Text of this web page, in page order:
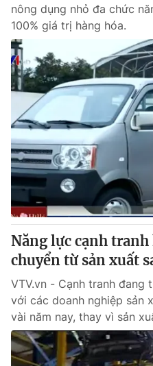
nông dụng nhỏ đa chức
100% giá trị hàng hóa.
Năng lực cạnh
chuyển từ sản xuất
VTV.vn - Cạnh tranh đang
với các doanh nghiệp sản
vài năm nay, thay vì sản